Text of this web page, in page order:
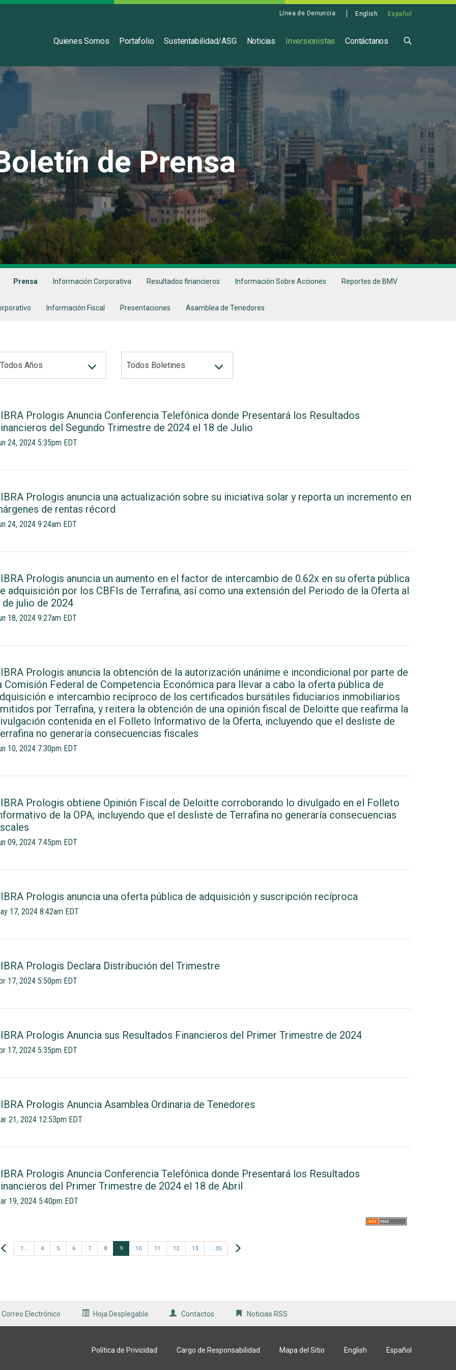
Línea de Denuncia English Español
Español
Quienes Somos Portafolio Sustentabilidad/ASG Noticias Inversionistas Contáctanos
de Prensa
Prensa Información Corporativa Resultados financieros Información Sobre Acciones Reportes de BMV
Información Fiscal Presentaciones Asamblea de Tenedores
Todos Años Todos Boletines
Prologis Anuncia Conferencia Telefónica donde Presentará los Resultados
del Segundo Trimestre de 2024 el 18 de Julio
24, 2024 5:35pm EDT
Prologis anuncia una actualización sobre su iniciativa solar y reporta un incremento en
de rentas récord
24, 2024 9:24am EDT
Prologis anuncia un aumento en el factor de intercambio de 0.62x en su oferta pública
adquisición por los CBFIs de Terrafina, así como una extensión del Periodo de la Oferta al
de julio de 2024
18, 2024 9:27am EDT
Prologis anuncia la obtención de la autorización unánime e incondicional por parte de
Comisión Federal de Competencia Económica para llevar a cabo la oferta pública de
e intercambio recíproco de los certificados bursátiles fiduciarios inmobiliarios
por Terrafina, y reitera la obtención de una opinión fiscal de Deloitte que reafirma la
contenida en el Folleto Informativo de la Oferta, incluyendo que el desliste de
no generaría consecuencias fiscales
10, 2024 7:30pm EDT
Prologis obtiene Opinión Fiscal de Deloitte corroborando lo divulgado en el Folleto
de la OPA, incluyendo que el desliste de Terrafina no generaría consecuencias
09, 2024 7:45pm EDT
Prologis anuncia una oferta pública de adquisición y suscripción recíproca
17, 2024 8:42am EDT
Prologis Declara Distribución del Trimestre
17, 2024 5:50pm EDT
Prologis Anuncia sus Resultados Financieros del Primer Trimestre de 2024
17, 2024 5:35pm EDT
Prologis Anuncia Asamblea Ordinaria de Tenedores
21, 2024 12:53pm EDT
Prologis Anuncia Conferencia Telefónica donde Presentará los Resultados
del Primer Trimestre de 2024 el 18 de Abril
19, 2024 5:40pm EDT
Prev1... 4 5 6 7 8 9 10 11 12 13 ...35
Electrónico Hoja Desplegable Contactos Noticias RSS
Política de Privicidad Cargo de Responsabilidad Mapa del Sitio English Español